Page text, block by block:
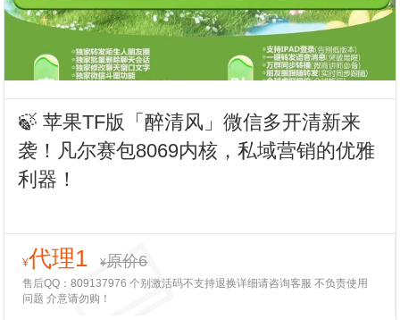
🍃 苹果TF版「醉清风」微信多开清新来
袭！凡尔赛包8069内核，私域营销的优雅
利器！
¥代理1 ¥原价6
售后QQ：809137976 个别激活码不支持退换详细请咨询客服 不负责使用
问题 介意请勿购！